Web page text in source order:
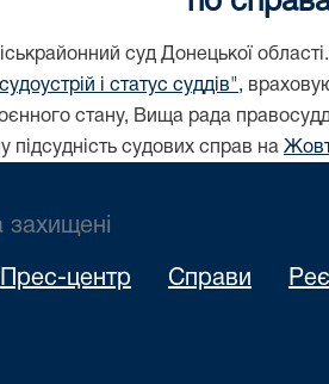
суд Донецької
і статус суддів",
стану, Вища рада
підсудність судових справ на
Прес-центр Справи